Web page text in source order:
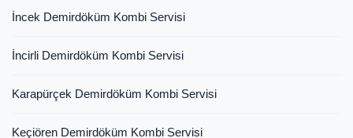
İncek Demirdöküm Kombi Servisi
İncirli Demirdöküm Kombi Servisi
Karapürçek Demirdöküm Kombi Servisi
Keçiören Demirdöküm Kombi Servisi